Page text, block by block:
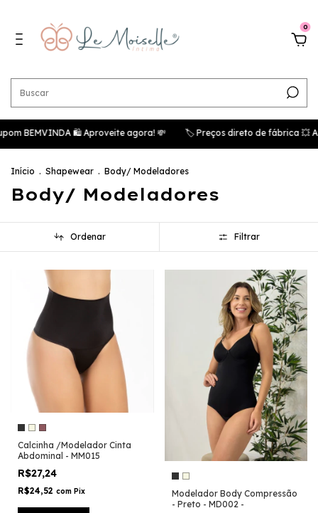
0
🛍️ Aproveite agora! 💸 🏷️ Preços direto de fábrica 💥
Início . Shapewear . Body/ Modeladores
Body/ Modeladores
Ordenar Filtrar
Calcinha /Modelador Cinta
Abdominal - MM015
R$27,24
R$24,52 com Pix
Modelador Body Compressão
- Preto - MD002 -